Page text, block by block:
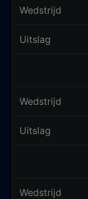
Wedstrijd
Uitslag
Wedstrijd
Uitslag
Wedstrijd